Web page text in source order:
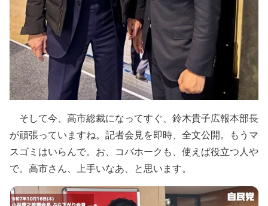
そして今、高市総裁になってすぐ、鈴木貴子広報本部長
が頑張っていますね。記者会見を即時、全文公開。もうマ
スゴミはいらんで。お、コバホークも、使えば役立つ人や
で。高市さん、上手いなあ、と思います。